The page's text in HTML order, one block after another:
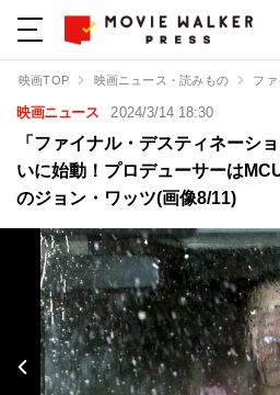
映画TOP 映画ニュース・読みもの フ
映画ニュース 2024/3/14 18:30
「ファイナル・デスティネーシ
いに始動！プロデューサーは
のジョン・ワッツ(画像8/11)